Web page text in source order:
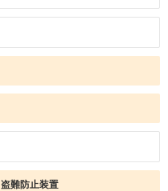
盗難防止装置